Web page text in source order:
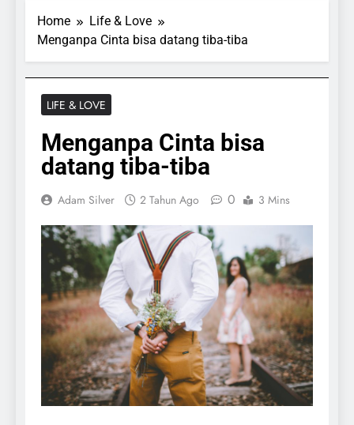
Home
Life & Love
Menganpa Cinta bisa datang tiba-tiba
LIFE & LOVE
Menganpa Cinta bisa
datang tiba-tiba
Adam Silver 2 Tahun Ago 0 3 Mins